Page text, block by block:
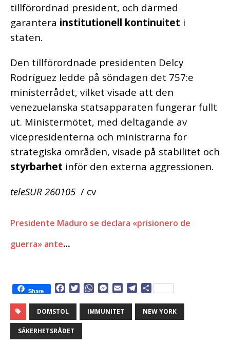
tillförordnad president, och därmed
garantera institutionell kontinuitet i
staten.
Den tillförordnade presidenten Delcy
Rodríguez ledde på söndagen det 757:e
ministerrådet, vilket visade att den
venezuelanska statsapparaten fungerar fullt
ut. Ministermötet, med deltagande av
vicepresidenterna och ministrarna för
strategiska områden, visade på stabilitet och
styrbarhet inför den externa aggressionen.
teleSUR 260105 / cv
Presidente Maduro se declara «prisionero de
guerra» ante…
Share
c
e
b
o
t
e
W
a
t
M
s
s
a
i
e
D
l
a
DOMSTOL IMMUNITET NEW YORK
SÄKERHETSRÅDET